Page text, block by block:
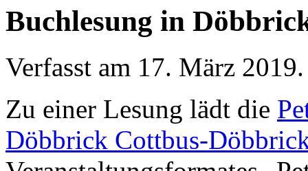
Buchlesung in
Verfasst am 17. März 2019.
Zu einer Lesung lädt die
Döbbrick Cottbus-